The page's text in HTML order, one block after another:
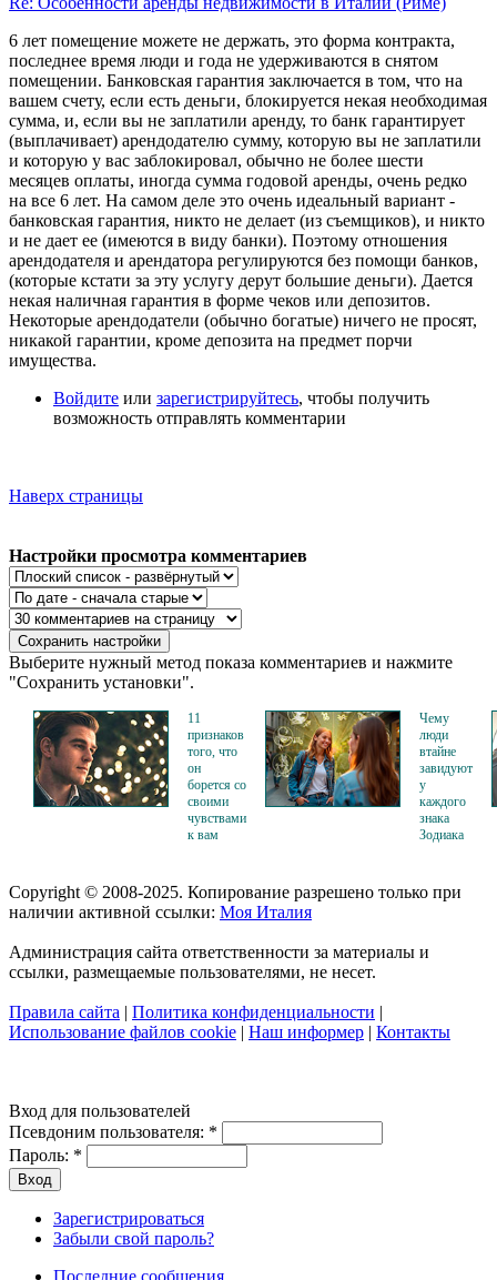
6 лет помещение можете не держать, это форма контракта,
последнее время люди и года не удерживаются в снятом
помещении. Банковская гарантия заключается в том, что на
вашем счету, если есть деньги, блокируется некая необходимая
сумма, и, если вы не заплатили аренду, то банк гарантирует
(выплачивает) арендодателю сумму, которую вы не заплатили
и которую у вас заблокировал, обычно не более шести
месяцев оплаты, иногда сумма годовой аренды, очень редко
на все 6 лет. На самом деле это очень идеальный вариант -
банковская гарантия, никто не делает (из съемщиков), и никто
и не дает ее (имеются в виду банки). Поэтому отношения
арендодателя и арендатора регулируются без помощи банков,
(которые кстати за эту услугу дерут большие деньги). Дается
некая наличная гарантия в форме чеков или депозитов.
Некоторые арендодатели (обычно богатые) ничего не просят,
никакой гарантии, кроме депозита на предмет порчи
имущества.
Войдите или зарегистрируйтесь, чтобы получить
возможность отправлять комментарии
Наверх страницы
Настройки просмотра комментариев
Выберите нужный метод показа комментариев и нажмите
"Сохранить установки".
11
признаков
того, что
он
борется со
своими
чувствами
к вам
Чему
люди
втайне
завидуют
у
каждого
знака
Зодиака
Copyright © 2008-2025. Копирование разрешено только при
наличии активной ссылки: Моя Италия
Администрация сайта ответственности за материалы и
ссылки, размещаемые пользователями, не несет.
Правила сайта | Политика конфиденциальности |
Использование файлов cookie | Наш информер | Контакты
Вход для пользователей
Псевдоним пользователя: *
Пароль: *
Зарегистрироваться
Забыли свой пароль?
Последние сообщения